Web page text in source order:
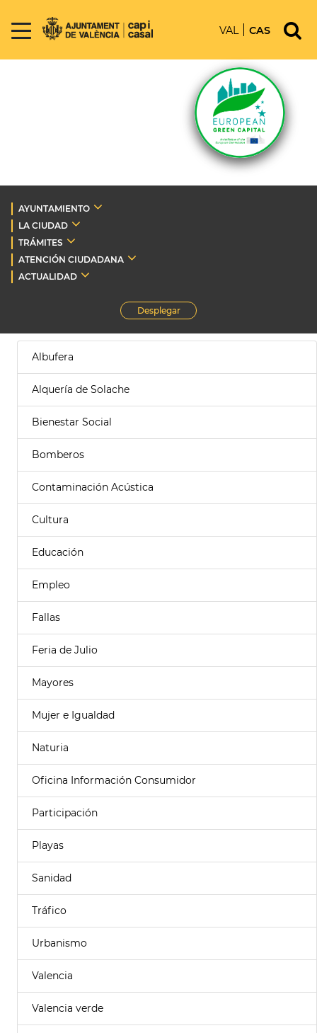
VAL CAS
AYUNTAMIENTO
LA CIUDAD
TRÁMITES
ATENCIÓN CIUDADANA
ACTUALIDAD
Desplegar
Albufera
Alquería de Solache
Bienestar Social
Bomberos
Contaminación Acústica
Cultura
Educación
Empleo
Fallas
Feria de Julio
Mayores
Mujer e Igualdad
Naturia
Oficina Información Consumidor
Participación
Playas
Sanidad
Tráfico
Urbanismo
Valencia
Valencia verde